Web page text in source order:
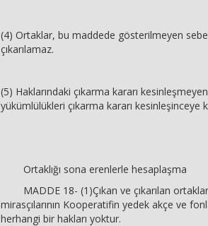
(4) Ortaklar, bu maddede gösterilmeyen
çıkarılamaz.
(5) Haklarındaki çıkarma kararı
yükümlülükleri çıkarma kararı kesinleşinceye
Ortaklığı sona erenlerle hesaplaşma
MADDE 18- (1)Çıkan ve çıkarılan
mirasçılarının Kooperatifin yedek akçe ve
herhangi bir hakları yoktur.